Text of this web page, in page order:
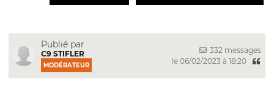
Publié par
C9 STIFLER
MODÉRATEUR
332 messages
le 06/02/2023 à 18:20